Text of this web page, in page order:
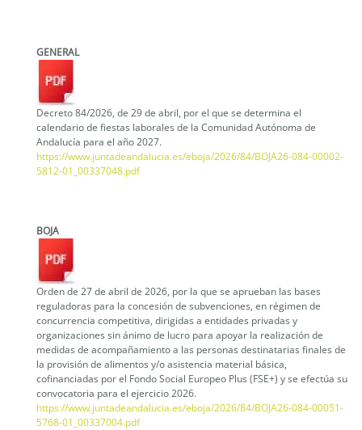
GENERAL
Decreto 84/2026, de 29 de abril, por el que se determina el
calendario de fiestas laborales de la Comunidad Autónoma de
Andalucía para el año 2027.
https://www.juntadeandalucia.es/eboja/2026/84/BOJA26-084-00002-
5812-01_00337048.pdf
BOJA
Orden de 27 de abril de 2026, por la que se aprueban las bases
reguladoras para la concesión de subvenciones, en régimen de
concurrencia competitiva, dirigidas a entidades privadas y
organizaciones sin ánimo de lucro para apoyar la realización de
medidas de acompañamiento a las personas destinatarias finales de
la provisión de alimentos y/o asistencia material básica,
cofinanciadas por el Fondo Social Europeo Plus (FSE+) y se efectúa su
convocatoria para el ejercicio 2026.
https://www.juntadeandalucia.es/eboja/2026/84/BOJA26-084-00051-
5768-01_00337004.pdf